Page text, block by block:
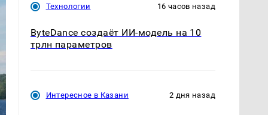
Технологии 16 часов назад
ByteDance создаёт ИИ-модель на 10
трлн параметров
Интересное в Казани 2 дня назад